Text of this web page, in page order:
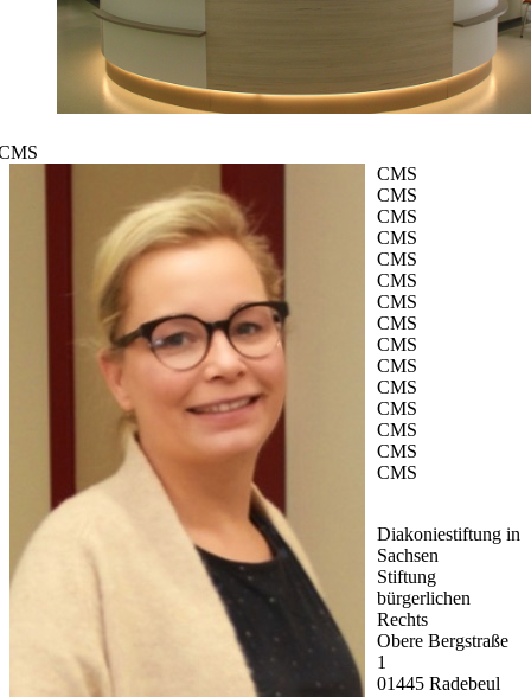
CMS
CMS
CMS
CMS
CMS
CMS
CMS
CMS
CMS
CMS
CMS
CMS
CMS
CMS
CMS
Diakoniestiftung in
Sachsen
Stiftung
bürgerlichen
Rechts
Obere Bergstraße
1
01445 Radebeul